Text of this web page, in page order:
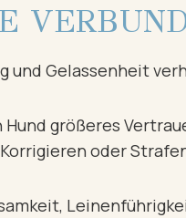
und Gelassenheit
größeres
oder